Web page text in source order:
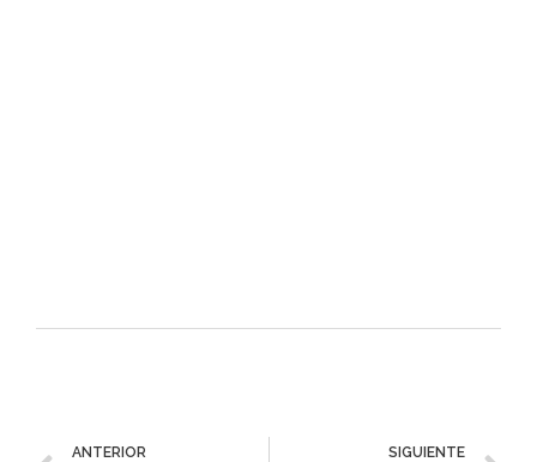
ANTERIOR SIGUIENTE